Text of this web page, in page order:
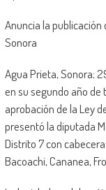
Anuncia la publicación
Sonora
Agua Prieta, Sonora;
en su segundo año de
aprobación de la Ley
presentó la diputada
Distrito 7 con
Bacoachi, Cananea,